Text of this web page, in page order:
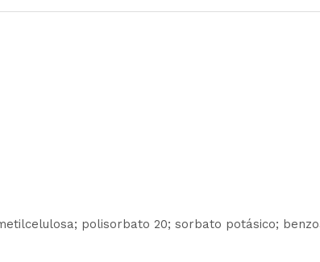
polisorbato 20; sorbato potásico;